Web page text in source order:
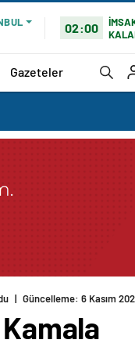
02:00
Gazeteler
| Güncelleme: 6 Kasım